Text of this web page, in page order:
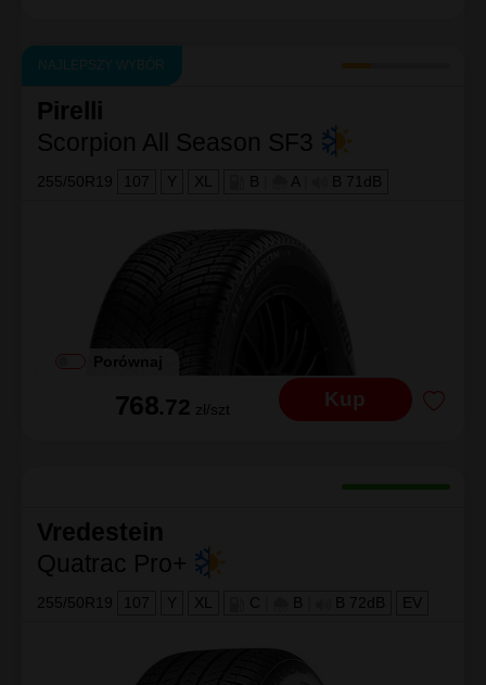
NAJLEPSZY WYBÓR
Pirelli
Scorpion All Season SF3
255/50R19 107 Y XL B A B 71dB
Porównaj
768.72 zł/szt Kup
Vredestein
Quatrac Pro+
255/50R19 107 Y XL C B B 72dB EV